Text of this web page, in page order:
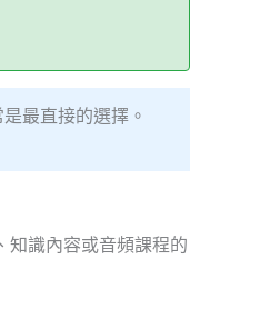
最直接的選擇。
知識內容或音頻課程的